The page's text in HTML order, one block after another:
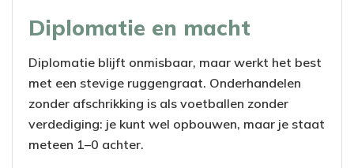
Diplomatie en macht
Diplomatie blijft onmisbaar, maar werkt het best
met een stevige ruggengraat. Onderhandelen
zonder afschrikking is als voetballen zonder
verdediging: je kunt wel opbouwen, maar je staat
meteen 1–0 achter.